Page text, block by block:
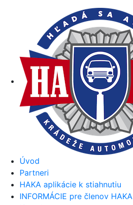
Úvod
Partneri
HAKA aplikácie k stiahnutiu
INFORMÁCIE pre členov HAKA